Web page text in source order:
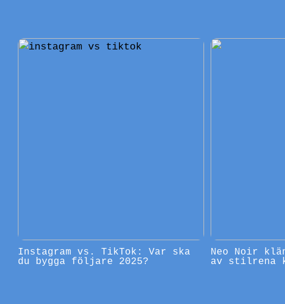
Instagram vs. TikTok: Var ska
du bygga följare 2025?
Neo Noir
av stilrena